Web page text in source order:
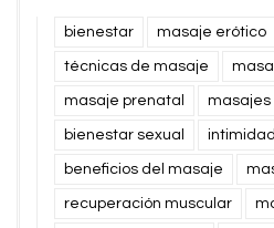
bienestar masaje erótico
técnicas de masaje
masaje prenatal masajes
bienestar sexual intimidad
beneficios del masaje
recuperación muscular